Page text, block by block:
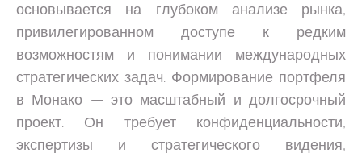
основывается на глубоком анализе рынка,
привилегированном доступе к редким
возможностям и понимании международных
стратегических задач. Формирование портфеля
в Монако — это масштабный и долгосрочный
проект. Он требует конфиденциальности,
экспертизы и стратегического видения,